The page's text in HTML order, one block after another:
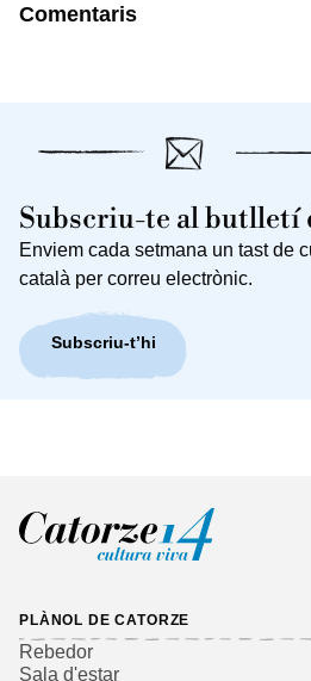
Comentaris
Subscriu-te al butlletí
Enviem cada setmana un tast de
català per correu electrònic.
Subscriu-t’hi
PLÀNOL DE CATORZE
Rebedor
Sala d'estar